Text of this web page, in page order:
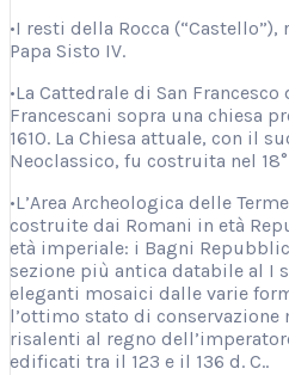
•I resti della Rocca
Papa Sisto IV.
•La Cattedrale di San
Francescani sopra una chiesa
1610. La Chiesa attuale, con il
Neoclassico, fu costruita nel
•L’Area Archeologica delle
costruite dai Romani in età
età imperiale: i Bagni
sezione più antica databile al I
eleganti mosaici dalle varie
l’ottimo stato di
risalenti al regno
edificati tra il 123 e il 136 d. C..